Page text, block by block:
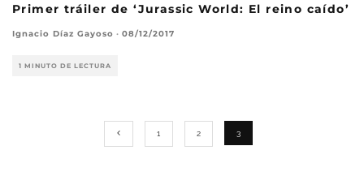
Primer tráiler de ‘Jurassic World: El reino caído’
Ignacio Díaz Gayoso · 08/12/2017
1 MINUTO DE LECTURA
1 2 3